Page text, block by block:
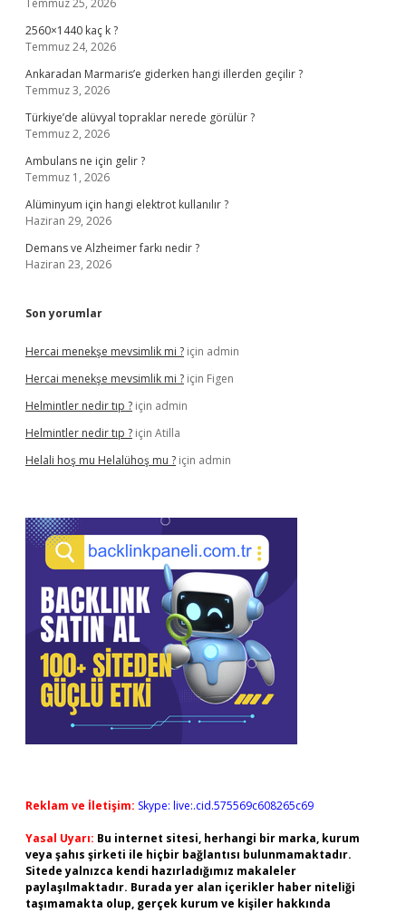
Temmuz 25, 2026
2560×1440 kaç k ?
Temmuz 24, 2026
Ankaradan Marmaris’e giderken hangi illerden geçilir ?
Temmuz 3, 2026
Türkiye’de alüvyal topraklar nerede görülür ?
Temmuz 2, 2026
Ambulans ne için gelir ?
Temmuz 1, 2026
Alüminyum için hangi elektrot kullanılır ?
Haziran 29, 2026
Demans ve Alzheimer farkı nedir ?
Haziran 23, 2026
Son yorumlar
Hercai menekşe mevsimlik mi ? için admin
Hercai menekşe mevsimlik mi ? için Figen
Helmintler nedir tıp ? için admin
Helmintler nedir tıp ? için Atilla
Helali hoş mu Helalühoş mu ? için admin
Reklam ve İletişim: Skype: live:.cid.575569c608265c69
Yasal Uyarı: Bu internet sitesi, herhangi bir marka, kurum
veya şahıs şirketi ile hiçbir bağlantısı bulunmamaktadır.
Sitede yalnızca kendi hazırladığımız makaleler
paylaşılmaktadır. Burada yer alan içerikler haber niteliği
taşımamakta olup, gerçek kurum ve kişiler hakkında